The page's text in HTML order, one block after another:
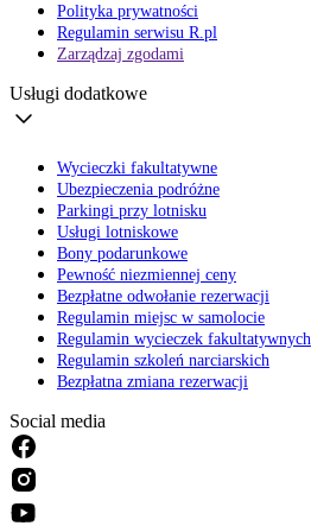
Polityka prywatności
Regulamin serwisu R.pl
Zarządzaj zgodami
Usługi dodatkowe
Wycieczki fakultatywne
Ubezpieczenia podróżne
Parkingi przy lotnisku
Usługi lotniskowe
Bony podarunkowe
Pewność niezmiennej ceny
Bezpłatne odwołanie rezerwacji
Regulamin miejsc w samolocie
Regulamin wycieczek fakultatywnych
Regulamin szkoleń narciarskich
Bezpłatna zmiana rezerwacji
Social media